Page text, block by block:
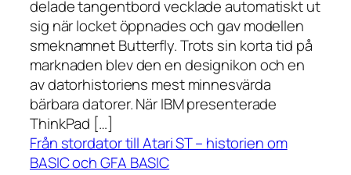
delade tangentbord vecklade automatiskt ut
sig när locket öppnades och gav modellen
smeknamnet Butterfly. Trots sin korta tid på
marknaden blev den en designikon och en
av datorhistoriens mest minnesvärda
bärbara datorer. När IBM presenterade
ThinkPad […]
Från stordator till Atari ST – historien om
BASIC och GFA BASIC